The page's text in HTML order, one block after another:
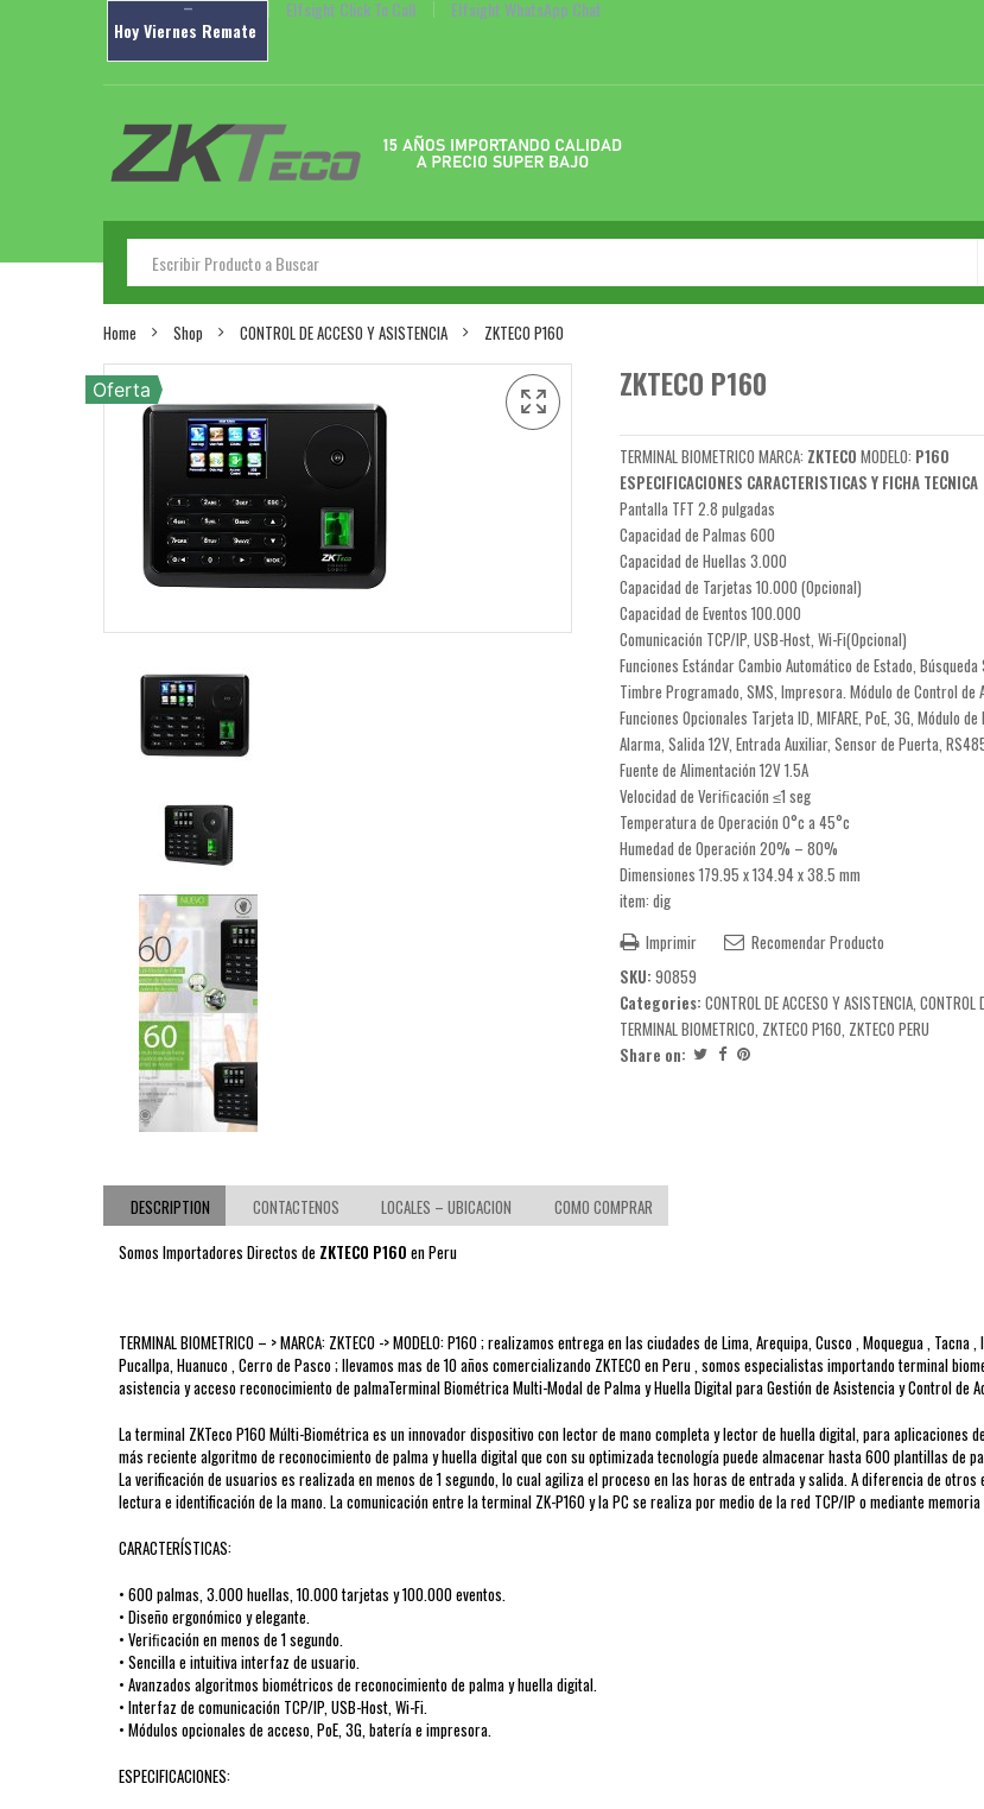
–
HoyViernes Remate
Elfsight Click To Call Elfsight WhatsApp Chat
Home Shop CONTROL DE ACCESO Y ASISTENCIA ZKTECO P160
ZKTECO P160
Oferta
TERMINAL BIOMETRICO MARCA: ZKTECO MODELO: P160
ESPECIFICACIONES CARACTERISTICAS Y FICHA TECNICA
Pantalla TFT 2.8 pulgadas
Capacidad de Palmas 600
Capacidad de Huellas 3.000
Capacidad de Tarjetas 10.000 (Opcional)
Capacidad de Eventos 100.000
Comunicación TCP/IP, USB-Host, Wi-Fi(Opcional)
Funciones Estándar Cambio Automático de Estado,
Timbre Programado, SMS, Impresora. Módulo de Control
Funciones Opcionales Tarjeta ID, MIFARE, PoE, 3G, Módulo
Alarma, Salida 12V, Entrada Auxiliar, Sensor de Puerta,
Fuente de Alimentación 12V 1.5A
Velocidad de Veriﬁcación ≤1 seg
Temperatura de Operación 0°c a 45°c
Humedad de Operación 20% – 80%
Dimensiones 179.95 x 134.94 x 38.5 mm
item: dig
Imprimir
Recomendar Producto
SKU: 90859
Categories: CONTROL DE ACCESO Y ASISTENCIA, CONTROL
TERMINAL BIOMETRICO, ZKTECO P160, ZKTECO PERU
Share on:
DESCRIPTION CONTACTENOS LOCALES – UBICACION
COMO COMPRAR
Somos Importadores Directos de ZKTECO P160 en Peru
TERMINAL BIOMETRICO – > MARCA: ZKTECO -> MODELO: P160 ; realizamos entrega en las ciudades de Lima, Arequipa, Cusco , Moquegua ,
Pucallpa, Huanuco , Cerro de Pasco ; llevamos mas de 10 años comercializando ZKTECO en Peru , somos especialistas importando terminal
asistencia y acceso reconocimiento de palmaTerminal Biométrica Multi-Modal de Palma y Huella Digital para Gestión de Asistencia y Control de
La terminal ZKTeco P160 Múlti-Biométrica es un innovador dispositivo con lector de mano completa y lector de huella digital, para aplicaciones
más reciente algoritmo de reconocimiento de palma y huella digital que con su optimizada tecnología puede almacenar hasta 600 plantillas de
La verificación de usuarios es realizada en menos de 1 segundo, lo cual agiliza el proceso en las horas de entrada y salida. A diferencia de
lectura e identificación de la mano. La comunicación entre la terminal ZK-P160 y la PC se realiza por medio de la red TCP/IP o mediante
CARACTERÍSTICAS:
• 600 palmas, 3.000 huellas, 10.000 tarjetas y 100.000 eventos.
• Diseño ergonómico y elegante.
• Veriﬁcación en menos de 1 segundo.
• Sencilla e intuitiva interfaz de usuario.
• Avanzados algoritmos biométricos de reconocimiento de palma y huella digital.
• Interfaz de comunicación TCP/IP, USB-Host, Wi-Fi.
• Módulos opcionales de acceso, PoE, 3G, batería e impresora.
ESPECIFICACIONES: